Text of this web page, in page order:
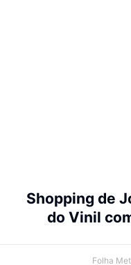
Shopping de
do Vinil
Folha